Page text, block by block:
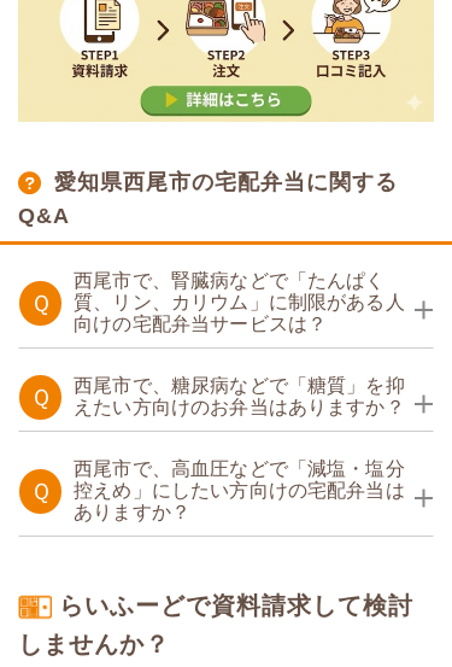
愛知県西尾市の宅配弁当に関する
Q&A
Ｑ
西尾市で、腎臓病などで「たんぱく
質、リン、カリウム」に制限がある人
向けの宅配弁当サービスは？
たんぱく・塩分調整食
Ｑ
西尾市で、糖尿病などで「糖質」を抑
えたい方向けのお弁当はありますか？
Ｑ
西尾市で、高血圧などで「減塩・塩分
控えめ」にしたい方向けの宅配弁当は
ありますか？
らいふーどで資料請求して検討
しませんか？